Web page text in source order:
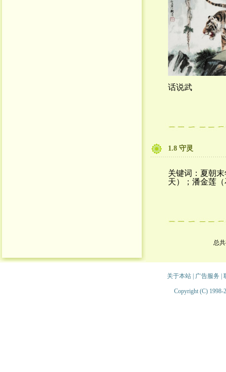
话说武
1.8 守灵
关键词：夏朝
天）；潘金莲
总
关于本站| 广告服务
Copyright (C) 1998-